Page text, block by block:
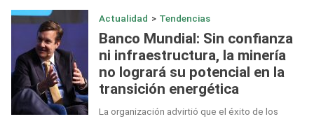
Actualidad > Tendencias
Banco Mundial: Sin confianza
ni infraestructura, la minería
no logrará su potencial en la
transición energética
La organización advirtió que el éxito de los